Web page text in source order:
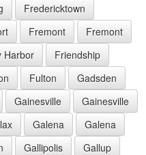
Fredericktown
Fremont
Fremont
Harbor
Friendship
Fulton
Gadsden
Gainesville
Gainesville
Galena
Galena
Gallipolis
Gallup